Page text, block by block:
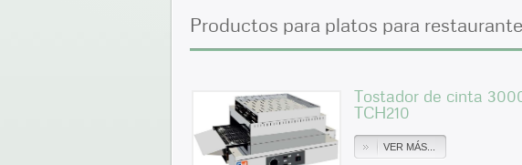
Productos para platos para
Tostador de cinta
TCH210
VER MÁS...